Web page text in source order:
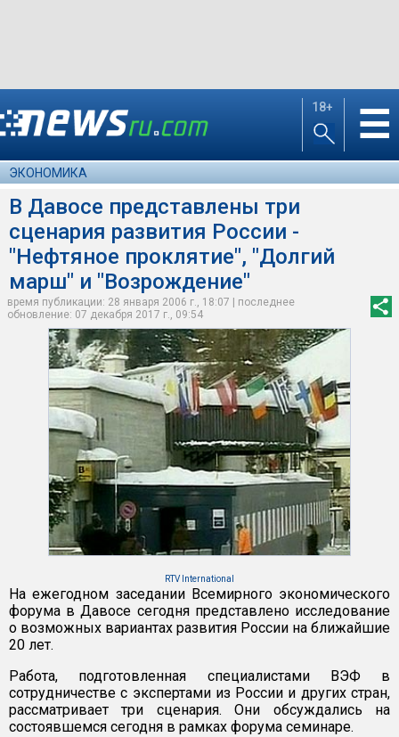
18+ ☰
ЭКОНОМИКА
В Давосе представлены три
сценария развития России -
"Нефтяное проклятие", "Долгий
марш" и "Возрождение"
время публикации: 28 января 2006 г., 18:07 | последнее
обновление: 07 декабря 2017 г., 09:54
RTV International
На ежегодном заседании Всемирного экономического
форума в Давосе сегодня представлено исследование
о возможных вариантах развития России на ближайшие
20 лет.
Работа, подготовленная специалистами ВЭФ в
сотрудничестве с экспертами из России и других стран,
рассматривает три сценария. Они обсуждались на
состоявшемся сегодня в рамках форума семинаре.